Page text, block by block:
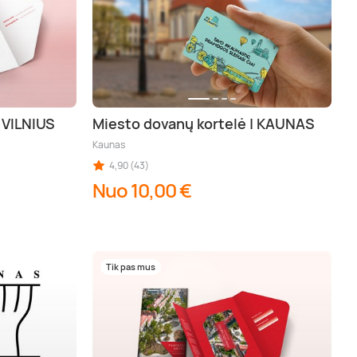
(aps.), Trakai (aps.), Šiauliai (aps.), Kupiškis (aps.), Panevėžys (aps.),
Miesto dovanų kortelė | KAUNAS
Kaunas
4,90 (43)
Nuo 10,00 €
Tik pas mus